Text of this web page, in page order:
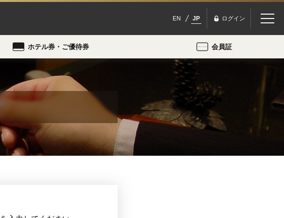
EN JP ログイン
ホテル券・ご優待券 会員証